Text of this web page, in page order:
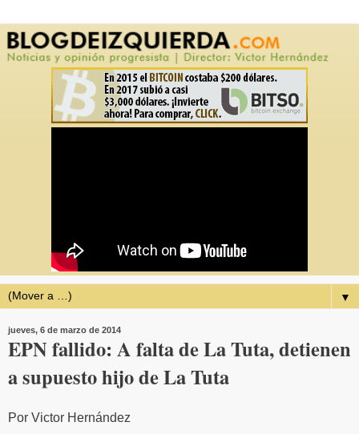
▼
jueves, 6 de marzo de 2014
EPN fallido: A falta de La Tuta, detienen
a supuesto hijo de La Tuta
Por Victor Hernández